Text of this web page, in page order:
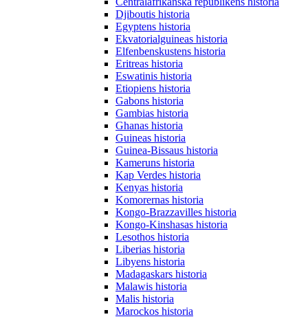
Djiboutis historia
Egyptens historia
Ekvatorialguineas historia
Elfenbenskustens historia
Eritreas historia
Eswatinis historia
Etiopiens historia
Gabons historia
Gambias historia
Ghanas historia
Guineas historia
Guinea-Bissaus historia
Kameruns historia
Kap Verdes historia
Kenyas historia
Komorernas historia
Kongo-Brazzavilles historia
Kongo-Kinshasas historia
Lesothos historia
Liberias historia
Libyens historia
Madagaskars historia
Malawis historia
Malis historia
Marockos historia